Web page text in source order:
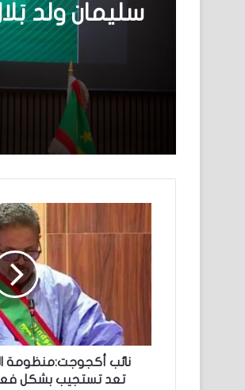
سليمان ولد
المنتدى
نائب أكجوجت:منظومة
تعد تستجيب بشكل